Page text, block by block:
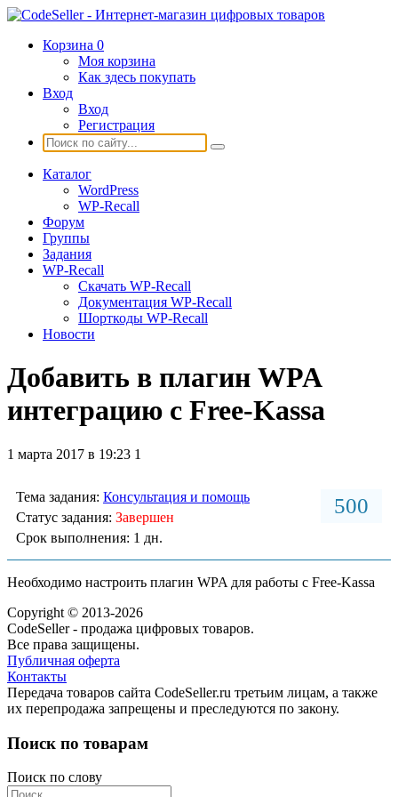
Корзина 0
Моя корзина
Как здесь покупать
Вход
Вход
Регистрация
Каталог
WordPress
WP-Recall
Форум
Группы
Задания
WP-Recall
Скачать WP-Recall
Документация WP-Recall
Шорткоды WP-Recall
Новости
Добавить в плагин WPA
интеграцию с Free-Kassa
1 марта 2017 в 19:23 1
500
Тема задания: Консультация и помощь
Статус задания: Завершен
Срок выполнения: 1 дн.
Необходимо настроить плагин WPA для работы с Free-Kassa
Copyright © 2013-2026
CodeSeller - продажа цифровых товаров.
Все права защищены.
Публичная оферта
Контакты
Передача товаров сайта CodeSeller.ru третьим лицам, а также
их перепродажа запрещены и преследуются по закону.
Поиск по товарам
Поиск по слову